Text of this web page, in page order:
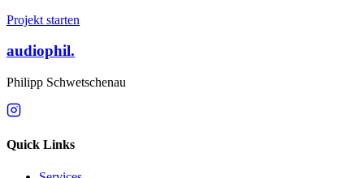
Projekt starten
audiophil.
Philipp Schwetschenau
Quick Links